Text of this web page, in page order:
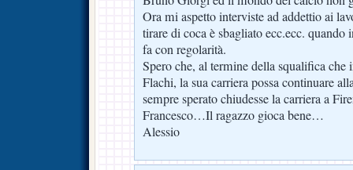
Ora mi aspetto interviste ad addettio ai
tirare di coca è sbagliato ecc.ecc.
fa con regolarità.
Spero che, al termine della squalifica che
Flachi, la sua carriera possa continuare
sempre sperato chiudesse la carriera a
Francesco…Il ragazzo gioca bene…
Alessio